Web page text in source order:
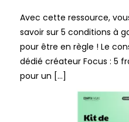
Avec cette ressource,
savoir sur 5 conditions à
pour être en règle ! Le
dédié créateur Focus : 5
pour un […]